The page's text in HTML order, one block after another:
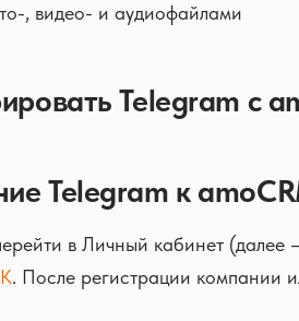
, видео- и аудиофайлами
Telegram с
Telegram к
в Личный кабинет (далее
. После регистрации компании